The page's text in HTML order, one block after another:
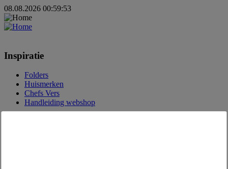
08.08.2026 00:59:53
Inspiratie
Folders
Huismerken
Chefs Vers
Handleiding webshop